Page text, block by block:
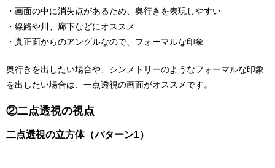
・画面の中に消失点があるため、奥行きを表現しやすい
・線路や川、廊下などにオススメ
・真正面からのアングルなので、フォーマルな印象
奥行きを出したい場合や、シンメトリーのようなフォーマルな印象
を出したい場合は、一点透視の画面がオススメです。
②二点透視の視点
二点透視の立方体（パターン1）